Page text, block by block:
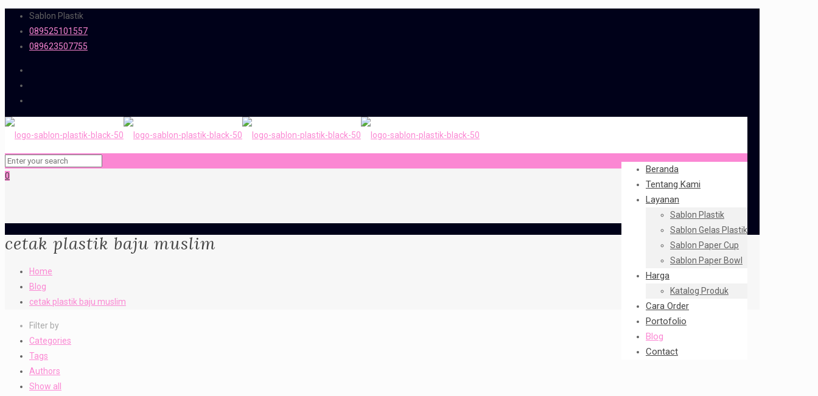
Sablon Plastik
089525101557
089623507755
Beranda
Tentang Kami
Layanan
Sablon Plastik
Sablon Gelas Plastik
Sablon Paper Cup
Sablon Paper Bowl
Harga
Katalog Produk
Cara Order
Portofolio
Blog
Contact
0
cetak plastik baju muslim
Home
Blog
cetak plastik baju muslim
Filter by
Categories
Tags
Authors
Show all